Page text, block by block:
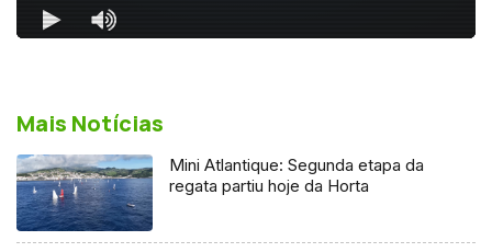
Mais Notícias
Mini Atlantique: Segunda etapa da
regata partiu hoje da Horta